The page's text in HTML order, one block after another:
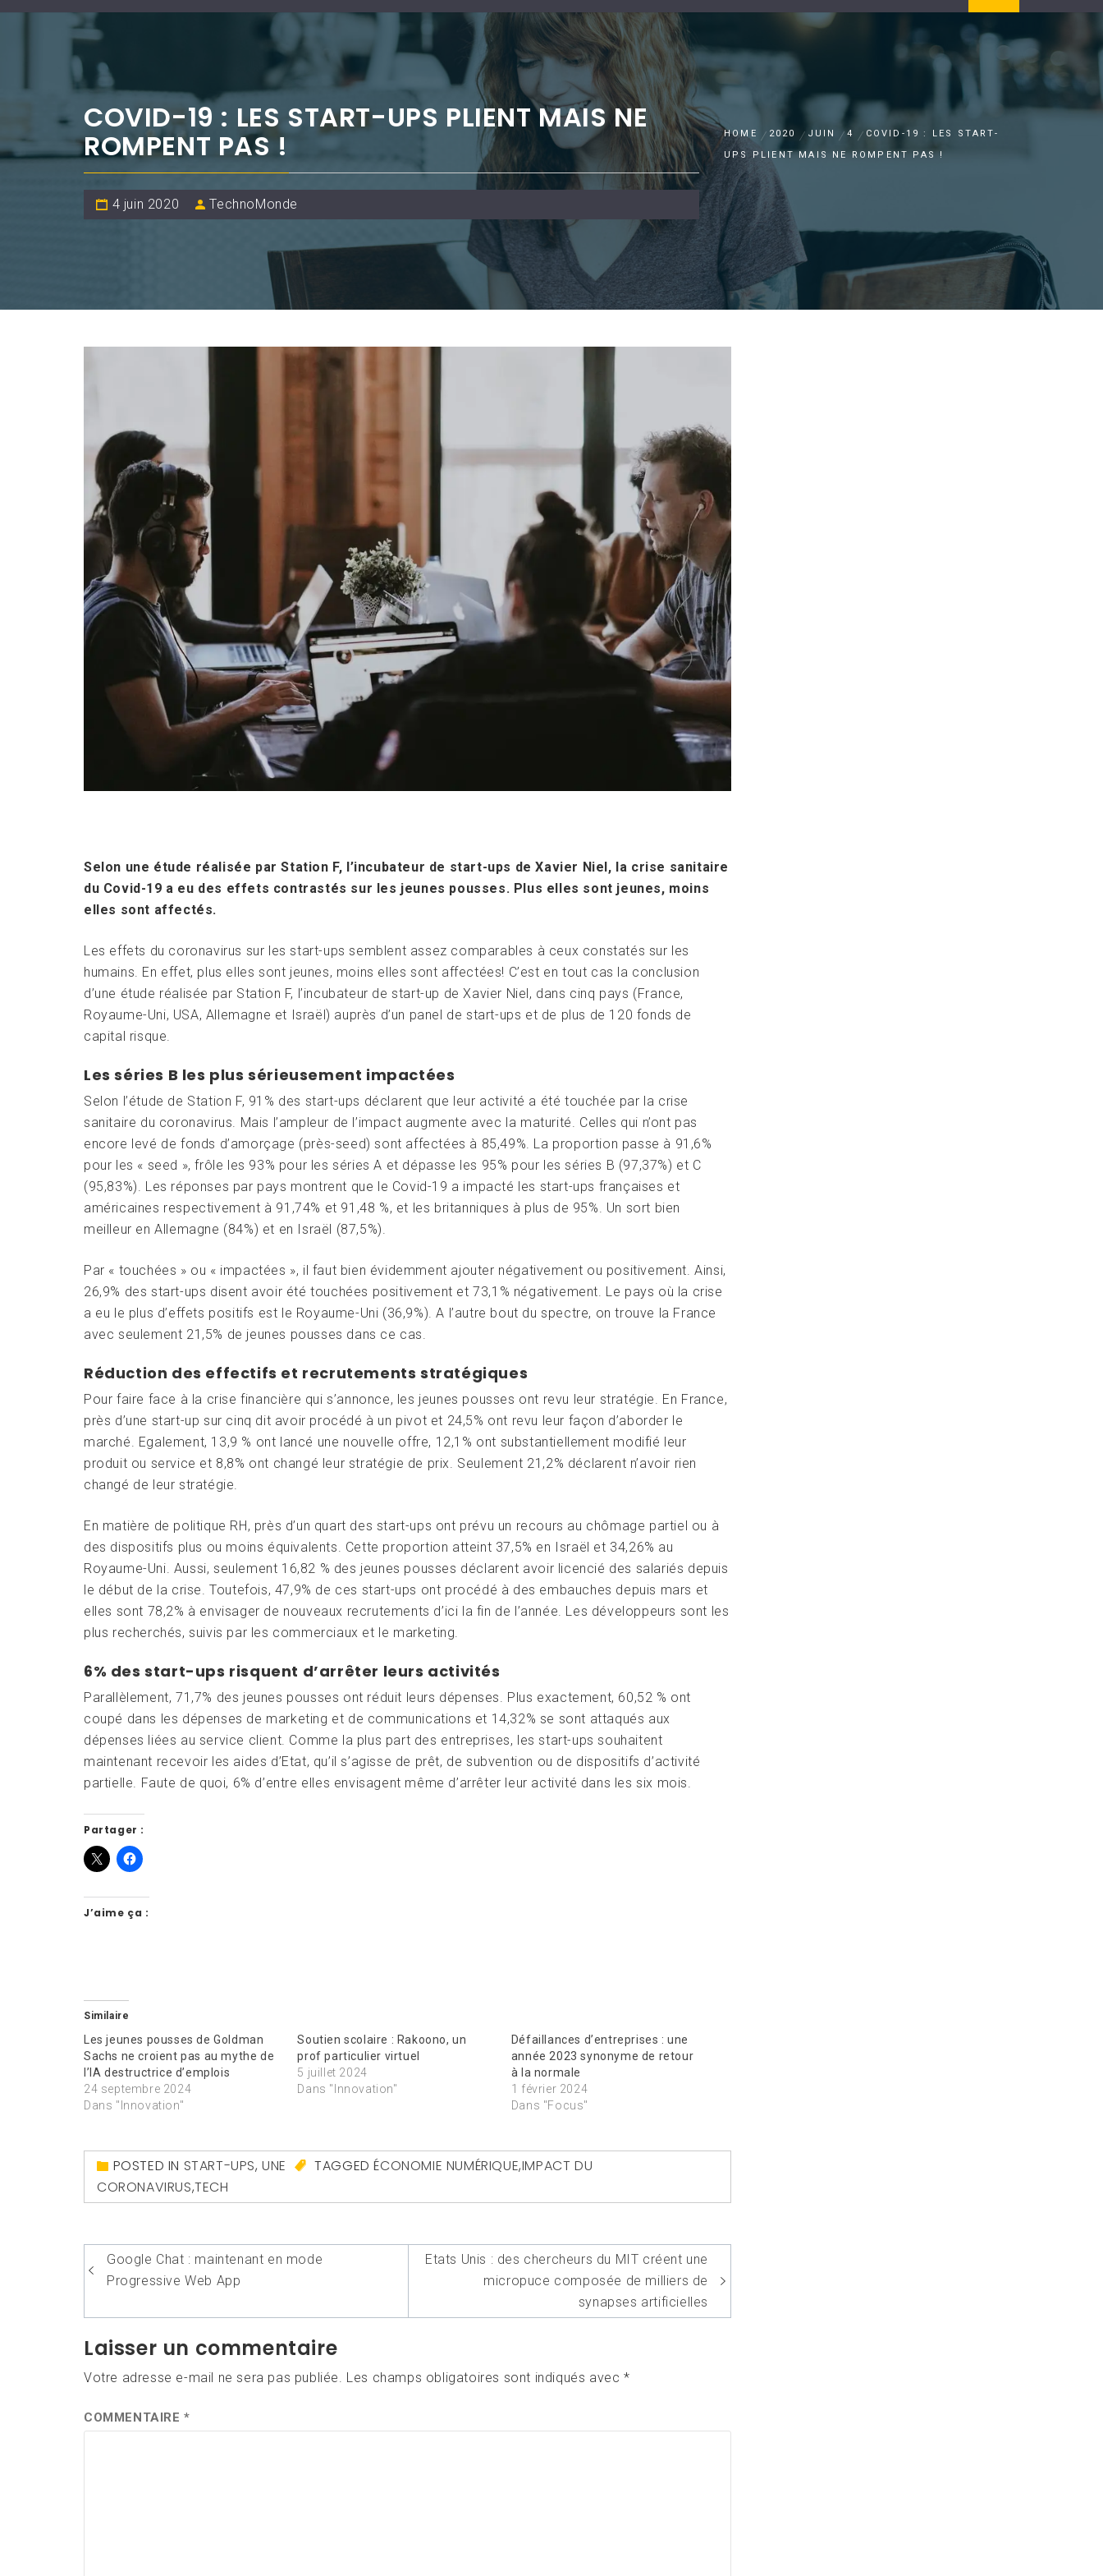
COVID-19 : LES START-UPS PLIENT MAIS NE
ROMPENT PAS !
4 juin 2020 TechnoMonde
HOME 2020 JUIN 4
COVID-19 : LES START-
UPS PLIENT MAIS NE ROMPENT PAS !
Selon une étude réalisée par Station F, l’incubateur de start-ups de Xavier Niel, la crise sanitaire
du Covid-19 a eu des effets contrastés sur les jeunes pousses. Plus elles sont jeunes, moins
elles sont affectés.
Les effets du coronavirus sur les start-ups semblent assez comparables à ceux constatés sur les
humains. En effet, plus elles sont jeunes, moins elles sont affectées! C’est en tout cas la conclusion
d’une étude réalisée par Station F, l’incubateur de start-up de Xavier Niel, dans cinq pays (France,
Royaume-Uni, USA, Allemagne et Israël) auprès d’un panel de start-ups et de plus de 120 fonds de
capital risque.
Les séries B les plus sérieusement impactées
Selon l’étude de Station F, 91% des start-ups déclarent que leur activité a été touchée par la crise
sanitaire du coronavirus. Mais l’ampleur de l’impact augmente avec la maturité. Celles qui n’ont pas
encore levé de fonds d’amorçage (près-seed) sont affectées à 85,49%. La proportion passe à 91,6%
pour les « seed », frôle les 93% pour les séries A et dépasse les 95% pour les séries B (97,37%) et C
(95,83%). Les réponses par pays montrent que le Covid-19 a impacté les start-ups françaises et
américaines respectivement à 91,74% et 91,48 %, et les britanniques à plus de 95%. Un sort bien
meilleur en Allemagne (84%) et en Israël (87,5%).
Par « touchées » ou « impactées », il faut bien évidemment ajouter négativement ou positivement. Ainsi,
26,9% des start-ups disent avoir été touchées positivement et 73,1% négativement. Le pays où la crise
a eu le plus d’effets positifs est le Royaume-Uni (36,9%). A l’autre bout du spectre, on trouve la France
avec seulement 21,5% de jeunes pousses dans ce cas.
Réduction des effectifs et recrutements stratégiques
Pour faire face à la crise financière qui s’annonce, les jeunes pousses ont revu leur stratégie. En France,
près d’une start-up sur cinq dit avoir procédé à un pivot et 24,5% ont revu leur façon d’aborder le
marché. Egalement, 13,9 % ont lancé une nouvelle offre, 12,1% ont substantiellement modifié leur
produit ou service et 8,8% ont changé leur stratégie de prix. Seulement 21,2% déclarent n’avoir rien
changé de leur stratégie.
En matière de politique RH, près d’un quart des start-ups ont prévu un recours au chômage partiel ou à
des dispositifs plus ou moins équivalents. Cette proportion atteint 37,5% en Israël et 34,26% au
Royaume-Uni. Aussi, seulement 16,82 % des jeunes pousses déclarent avoir licencié des salariés depuis
le début de la crise. Toutefois, 47,9% de ces start-ups ont procédé à des embauches depuis mars et
elles sont 78,2% à envisager de nouveaux recrutements d’ici la fin de l’année. Les développeurs sont les
plus recherchés, suivis par les commerciaux et le marketing.
6% des start-ups risquent d’arrêter leurs activités
Parallèlement, 71,7% des jeunes pousses ont réduit leurs dépenses. Plus exactement, 60,52 % ont
coupé dans les dépenses de marketing et de communications et 14,32% se sont attaqués aux
dépenses liées au service client. Comme la plus part des entreprises, les start-ups souhaitent
maintenant recevoir les aides d’Etat, qu’il s’agisse de prêt, de subvention ou de dispositifs d’activité
partielle. Faute de quoi, 6% d’entre elles envisagent même d’arrêter leur activité dans les six mois.
Partager :
J’aime ça :
Similaire
Les jeunes pousses de Goldman
Sachs ne croient pas au mythe de
l’IA destructrice d’emplois
24 septembre 2024
Dans "Innovation"
Soutien scolaire : Rakoono, un
prof particulier virtuel
5 juillet 2024
Dans "Innovation"
Défaillances d’entreprises : une
année 2023 synonyme de retour
à la normale
1 février 2024
Dans "Focus"
POSTED IN START-UPS,UNE TAGGEDÉCONOMIE NUMÉRIQUE,IMPACT DU
CORONAVIRUS,TECH
Navigation
de
l’article
Google Chat : maintenant en mode
Progressive Web App
Etats Unis : des chercheurs du MIT créent une
micropuce composée de milliers de
synapses artificielles
Laisser un commentaire
Votre adresse e-mail ne sera pas publiée. Les champs obligatoires sont indiqués avec*
COMMENTAIRE*